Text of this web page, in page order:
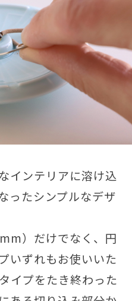
インテリアに溶け込
ったシンプルなデザ
）だけでなく、円
いずれもお使いいた
イプをたき終わった